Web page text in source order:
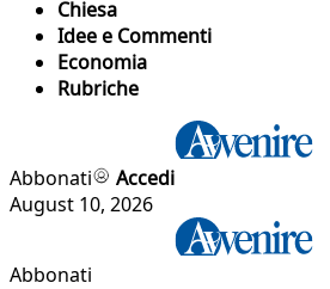
Chiesa
Idee e Commenti
Economia
Rubriche
Abbonati
Accedi
August 10, 2026
Abbonati